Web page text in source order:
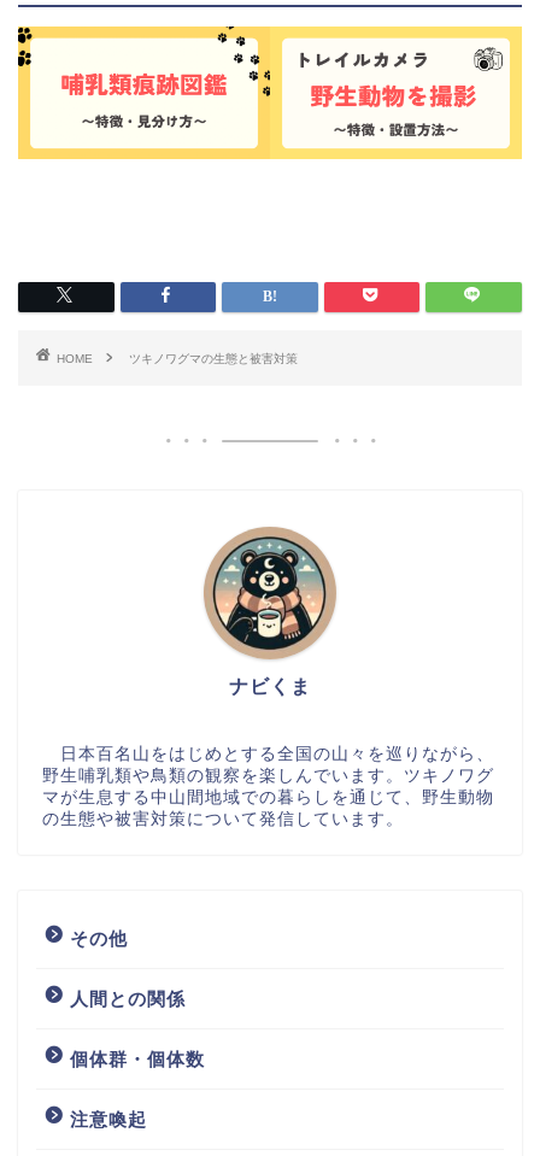
HOME ツキノワグマの生態と被害対策
ナビくま
日本百名山をはじめとする全国の山々を巡りながら、
野生哺乳類や鳥類の観察を楽しんでいます。ツキノワグ
マが生息する中山間地域での暮らしを通じて、野生動物
の生態や被害対策について発信しています。
その他
人間との関係
個体群・個体数
注意喚起